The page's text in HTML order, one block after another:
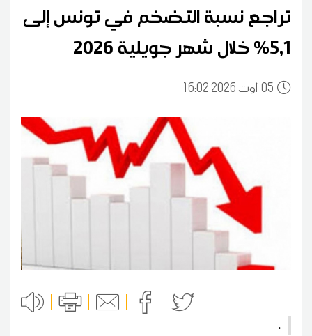
تراجع نسبة التضخم في تونس إلى
5,1% خلال شهر جويلية 2026
0516:02 2026 أوت
.